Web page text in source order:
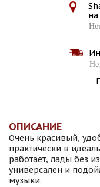
ОПИСАНИЕ
Очень красивый,
практически в
работает, лады без
универсален и
музыки.